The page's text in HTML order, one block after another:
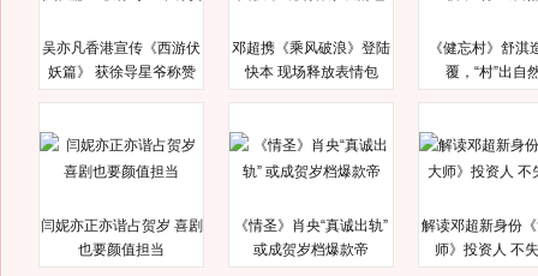
吴亦凡香港宣传《西游伏
妖篇》 获徐导星爷称赞
邓超携《乘风破浪》登陆
快本 现场释放表情包
《健忘村》舒淇
覆，“村”出自
闫妮亦正亦谐占贺岁 喜剧
也要颜值担当
《情圣》肖央“真诚出轨”
或成贺岁档爆款帝
解读邓超新身份
师》投资人 不